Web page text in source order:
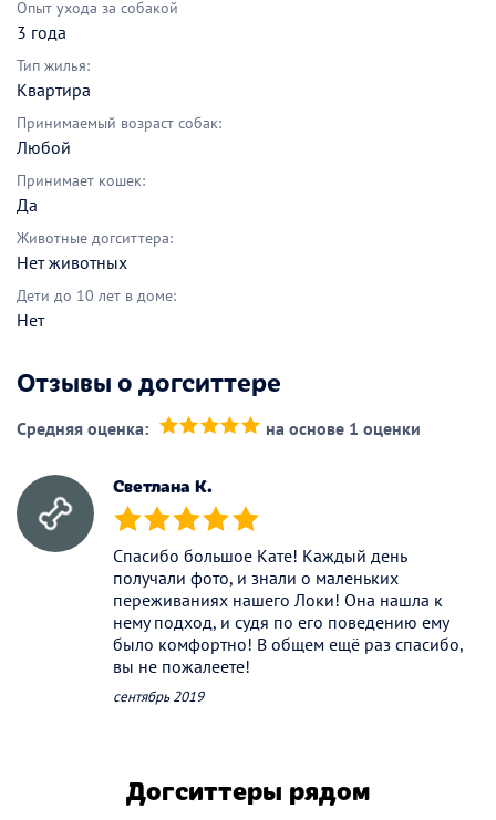
Опыт ухода за собакой
3 года
Тип жилья:
Квартира
Принимаемый возраст собак:
Любой
Принимает кошек:
Да
Животные догситтера:
Нет животных
Дети до 10 лет в доме:
Нет
Отзывы о догситтере
Средняя оценка: на основе 1 оценки
Светлана К.
(*) (*) (*) (*) (*)
Спасибо большое Кате! Каждый день
получали фото, и знали о маленьких
переживаниях нашего Локи! Она нашла к
нему подход, и судя по его поведению ему
было комфортно! В общем ещё раз спасибо,
вы не пожалеете!
сентябрь 2019
Догситтеры рядом